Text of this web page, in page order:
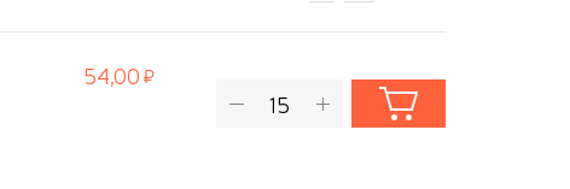
54,00